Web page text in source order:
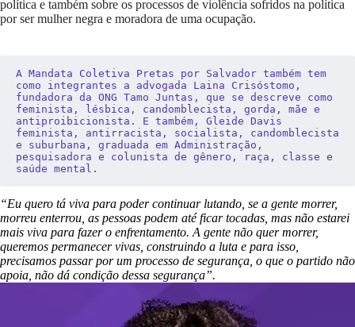
política e também sobre os processos de violência sofridos na política
por ser mulher negra e moradora de uma ocupação.
A Mandata Coletiva Pretas por Salvador também tem
como integrantes a advogada Laina Crisóstomo,
fundadora da ONG Tamo Juntas, que se descreve como
feminista, lésbica, candomblecista, gorda, mãe e
antiproibicionista. E também, Gleide Davis
feminista, antirracista, socialista, candomblecista
e suburbana, graduada em Administração,
pesquisadora e colunista de gênero, raça, classe e
saúde mental.
“Eu quero tá viva para poder continuar lutando, se a gente morrer,
morreu enterrou, as pessoas podem até ficar tocadas, mas não estarei
mais viva para fazer o enfrentamento. A gente não quer morrer,
queremos permanecer vivas, construindo a luta e para isso,
precisamos passar por um processo de segurança, o que o partido não
apoia, não dá condição dessa segurança”.